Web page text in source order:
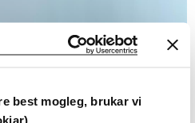
best mogleg, brukar vi